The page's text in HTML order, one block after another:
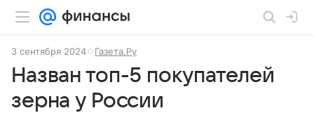
3 сентября 2024 Газета.Ру
Назван топ-5 покупателей
зерна у России